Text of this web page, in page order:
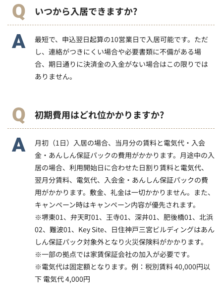
いつから入居できますか?
最短で、申込翌日起算の10営業日で入居可能です。ただ
し、連絡がつきにくい場合や必要書類に不備がある場
合、期日通りに決済金の入金がない場合はこの限りでは
ありません。
初期費用はどれ位かかりますか?
月初（1日）入居の場合、当月分の賃料と電気代・入会
金・あんしん保証パックの費用がかかります。月途中の入
居の場合、利用開始日に合わせた日割り賃料と電気代、
翌月分賃料、電気代、入会金・あんしん保証パックの費
用がかかります。敷金、礼金は一切かかりません。また、
キャンペーン時はキャンペーン内容が優先されます。
※堺東01、弁天町01、王寺01、深井01、肥後橋01、北浜
02、難波01、Key Site、日住神戸三宮ビルディングはあん
しん保証パック対象外となり火災保険料がかかります。
※一部の拠点では家賃保証会社の加入が必要です。
※電気代は固定額となります。例：税別賃料 40,000円以
下 電気代 4,000円